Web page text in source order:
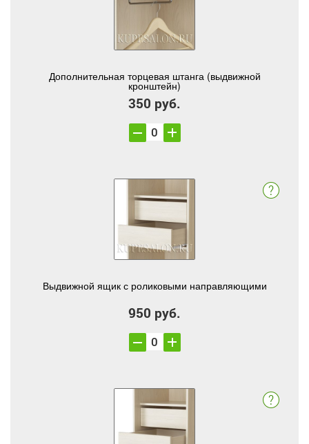
Дополнительная торцевая штанга (выдвижной
кронштейн)
350 руб.
Выдвижной ящик с роликовыми направляющими
950 руб.